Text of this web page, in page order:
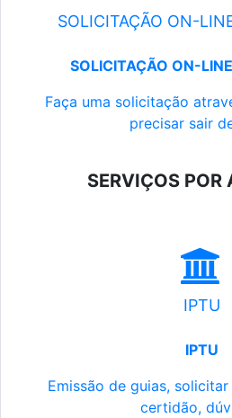
SOLICITAÇÃO ON-
SOLICITAÇÃO ON-
Faça uma solicitação
precisar sair
SERVIÇOS POR
IPTU
IPTU
Emissão de guias,
certidão,